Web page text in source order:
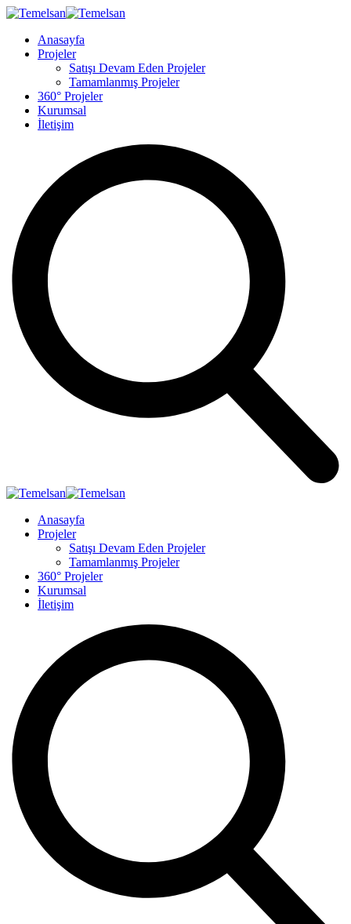
Anasayfa
Projeler
Satışı Devam Eden Projeler
Tamamlanmış Projeler
360° Projeler
Kurumsal
İletişim
Anasayfa
Projeler
Satışı Devam Eden Projeler
Tamamlanmış Projeler
360° Projeler
Kurumsal
İletişim